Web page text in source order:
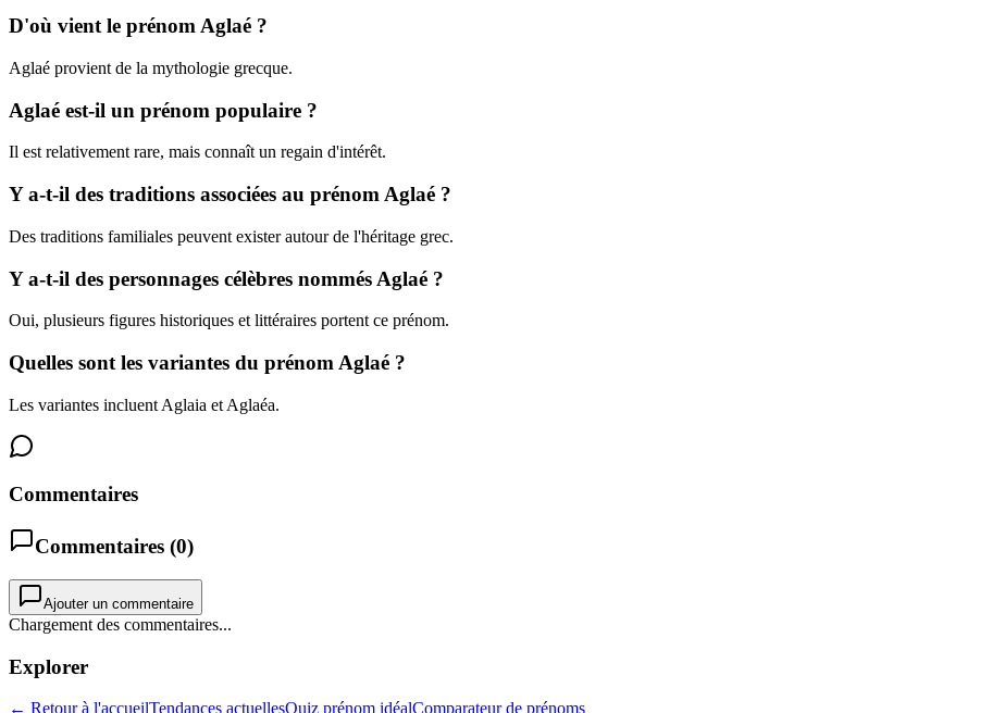
D'où vient le prénom Aglaé ?
Aglaé provient de la mythologie grecque.
Aglaé est-il un prénom populaire ?
Il est relativement rare, mais connaît un regain d'intérêt.
Y a-t-il des traditions associées au prénom Aglaé ?
Des traditions familiales peuvent exister autour de l'héritage grec.
Y a-t-il des personnages célèbres nommés Aglaé ?
Oui, plusieurs figures historiques et littéraires portent ce prénom.
Quelles sont les variantes du prénom Aglaé ?
Les variantes incluent Aglaia et Aglaéa.
Commentaires
Commentaires (0)
Ajouter un commentaire
Chargement des commentaires...
Explorer
← Retour à l'accueilTendances actuellesQuiz prénom idéalComparateur de prénoms